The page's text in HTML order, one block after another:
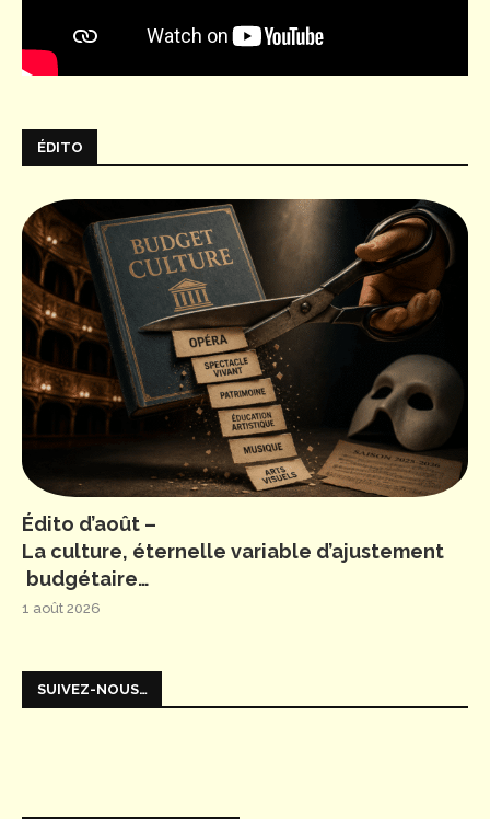
ÉDITO
Édito d’août –
La culture, éternelle variable d’ajustement
budgétaire…
1 août 2026
SUIVEZ-NOUS…